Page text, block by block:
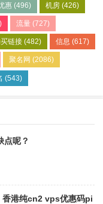
惠(496) 机房 (426)
流量(727)
链接(482) 信息 (617)
聚名网 (2086)
(543)
点呢？
香港纯cn2 vps优惠码pi